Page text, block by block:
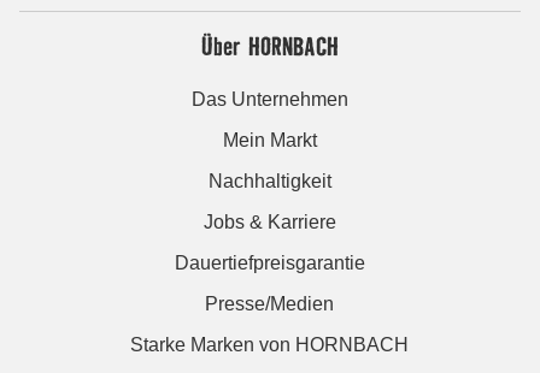
Über HORNBACH
Das Unternehmen
Mein Markt
Nachhaltigkeit
Jobs & Karriere
Dauertiefpreisgarantie
Presse/Medien
Starke Marken von HORNBACH